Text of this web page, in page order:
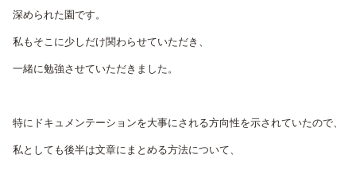
深められた園です。
私もそこに少しだけ関わらせていただき、
一緒に勉強させていただきました。
特にドキュメンテーションを大事にされる方向性を示されていたので、
私としても後半は文章にまとめる方法について、